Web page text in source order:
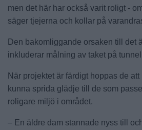
men det här har också varit roligt -
säger tjejerna och kollar på
Den bakomliggande orsaken till det
inkluderar målning av taket på
När projektet är färdigt hoppas de
kunna sprida glädje till de som
roligare miljö i området.
– En äldre dam stannade nyss till